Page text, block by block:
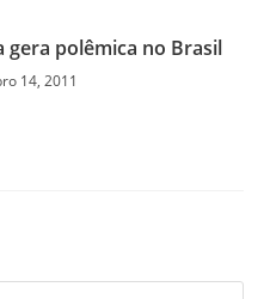
gera polêmica no Brasil
14, 2011